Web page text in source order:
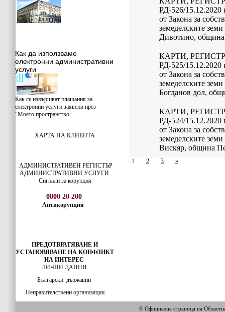
Как да използваме
електронни административни
услуги
Как се извършват плащания за
електронни услуги заявени през
"Моето пространство"
ХАРТА НА КЛИЕНТА
АДМИНИСТРАТИВЕН РЕГИСТЪР
АДМИНИСТРАТИВНИ УСЛУГИ
Сигнали за корупция
0800 20 200
Антикорупция
ПРЕДОТВРАТЯВАНЕ И
УСТАНОВЯВАНЕ НА КОНФЛИКТ
НА ИНТЕРЕС
ЛИЧНИ ДАННИ
Български държавни
Неправителствени организации
РД-526/15.12.2020
от Закона за
земеделските
Дивотино,
КАРТИ,
РД-525/15.12.2020
от Закона за
земеделските
Богданов дол,
КАРТИ,
РД-524/15.12.2020
от Закона за
земеделските
Вискяр, община
1 2 3 »
© Официална страница на